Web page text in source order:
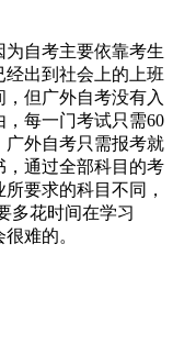
为自考主要依靠考生
经出到社会上的上班
但广外自考没有入
，每一门考试只需60
广外自考只需报考就
，通过全部科目的考
所要求的科目不同，
多花时间在学习
难的。